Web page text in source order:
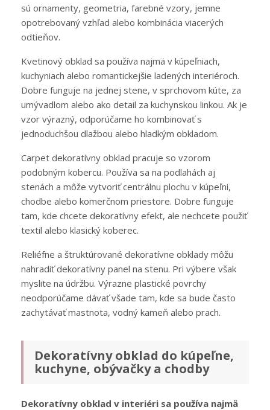
sú ornamenty, geometria, farebné vzory, jemne
opotrebovaný vzhľad alebo kombinácia viacerých
odtieňov.
Kvetinový obklad sa používa najmä v kúpeľniach,
kuchyniach alebo romantickejšie ladených interiéroch.
Dobre funguje na jednej stene, v sprchovom kúte, za
umývadlom alebo ako detail za kuchynskou linkou. Ak je
vzor výrazný, odporúčame ho kombinovať s
jednoduchšou dlažbou alebo hladkým obkladom.
Carpet dekoratívny obklad pracuje so vzorom
podobným kobercu. Používa sa na podlahách aj
stenách a môže vytvoriť centrálnu plochu v kúpeľni,
chodbe alebo komerčnom priestore. Dobre funguje
tam, kde chcete dekoratívny efekt, ale nechcete použiť
textil alebo klasický koberec.
Reliéfne a štruktúrované dekoratívne obklady môžu
nahradiť dekoratívny panel na stenu. Pri výbere však
myslite na údržbu. Výrazne plastické povrchy
neodporúčame dávať všade tam, kde sa bude často
zachytávať mastnota, vodný kameň alebo prach.
Dekoratívny obklad do kúpeľne,
kuchyne, obývačky a chodby
Dekoratívny obklad v interiéri sa používa najmä